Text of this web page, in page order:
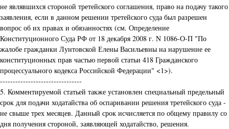
не являвшихся стороной третейского соглашения, право на подачу такого
заявления, если в данном решении третейского суда был разрешен
вопрос об их правах и обязанностях (см. Определение
Конституционного Суда РФ от 18 декабря 2008 г. N 1086-О-П "По
жалобе гражданки Лунтовской Елены Васильевны на нарушение ее
конституционных прав частью первой статьи 418 Гражданского
процессуального кодекса Российской Федерации" <1>).
--------------------------------
5. Комментируемой статьей также установлен специальный предельный
срок для подачи ходатайства об оспаривании решения третейского суда -
не свыше трех месяцев. Данный срок исчисляется по общему правилу со
дня получения стороной, заявляющей ходатайство, решения.